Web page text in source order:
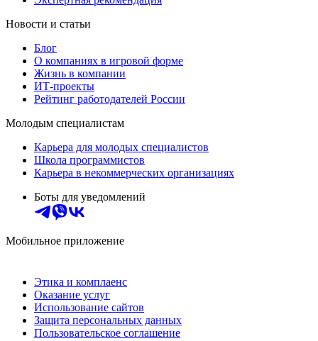
Новости и статьи
Блог
О компаниях в игровой форме
Жизнь в компании
ИТ-проекты
Рейтинг работодателей России
Молодым специалистам
Карьера для молодых специалистов
Школа программистов
Карьера в некоммерческих организациях
Боты для уведомлений
Мобильное приложение
Этика и комплаенс
Оказание услуг
Использование сайтов
Защита персональных данных
Пользовательское соглашение